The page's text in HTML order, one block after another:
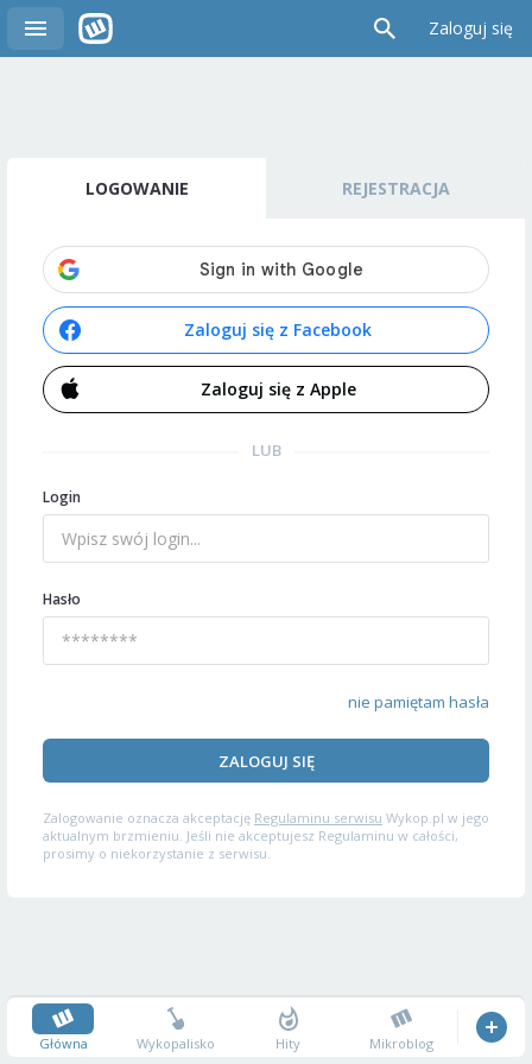
Zaloguj się
LOGOWANIE REJESTRACJA
Zaloguj się z Facebook
Zaloguj się z Apple
LUB
Login
Hasło
nie pamiętam hasła
ZALOGUJ SIĘ
Zalogowanie oznacza akceptację Regulaminu serwisu Wykop.pl w jego
aktualnym brzmieniu. Jeśli nie akceptujesz Regulaminu w całości,
prosimy o niekorzystanie z serwisu.
Główna Wykopalisko Hity Mikroblog